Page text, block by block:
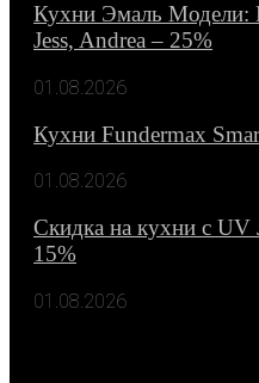
Кухни Эмаль Модели:
Jess, Andrea – 25%
01.08.2026
Кухни Fundermax
01.08.2026
Скидка на кухни с
15%
01.08.2026